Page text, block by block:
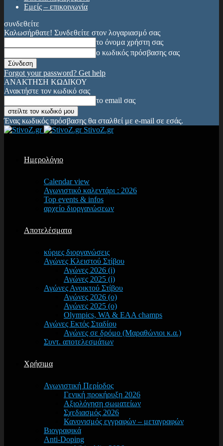
Εμείς – επικοινωνία
συνδεθείτε
Καλωσήρθατε! Συνδεθείτε στον λογαριασμό σας
το όνομα χρήστη σας
ο κωδικός πρόσβασης σας
Forgot your password? Get help
ΑΝΑΚΤΗΣΗ ΚΩΔΙΚΟΥ
Ανακτήστε τον κωδικό σας
το email σας
Ένας κωδικός πρόσβασης θα σταλθεί με e-mail σε εσάς.
StivoZ.gr
Ημερολόγιο
Calendar view
Αγωνιστικό καλεντάρι : 2026
Top events & infos
αρχείο διοργανώσεων
Αποτελέσματα
κύριες διοργανώσεις
Αγώνες Κλειστού Στίβου
Αγώνες 2026 (i)
Αγώνες 2025 (i)
Αγώνες Ανοικτού Στίβου
Αγώνες 2026 (o)
Αγώνες 2025 (o)
Olympics, WA & EAA champs
Αγώνες Εκτός Σταδίου
Αγώνες σε δρόμο (Μαραθώνιοι κ.α.)
Συντ. αποτελεσμάτων
Χρήσιμα
Αγωνιστική Περίοδος
Γενική προκήρυξη 2026
Αξιολόγηση σωματείων
Σχεδιασμός 2026
Κανονισμός εγγραφών – μεταγραφών
Βιογραφικά
Anti-Doping